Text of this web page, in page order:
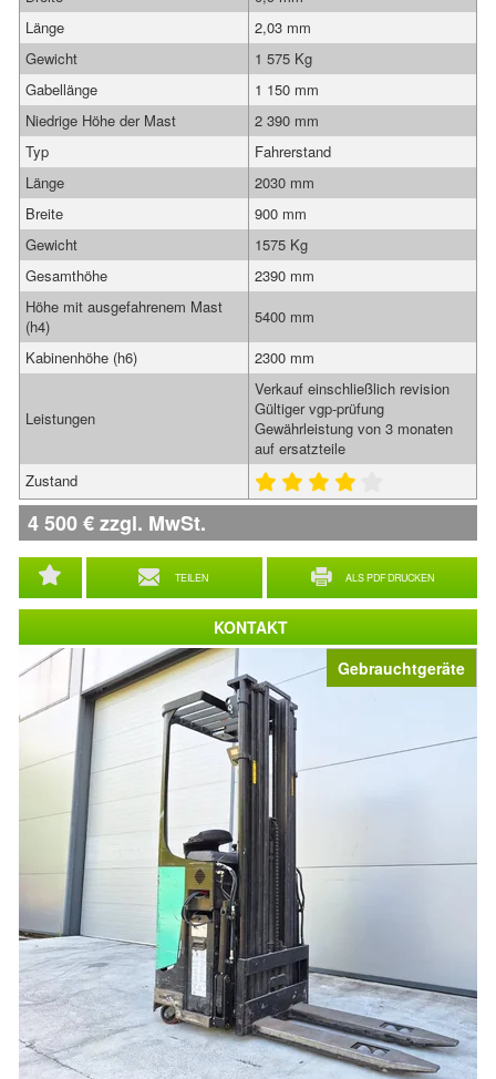
Gebrauchtgeräte
TEILEN ALS PDF DRUCKEN
Länge
2,03 mm
Gewicht
1 575 Kg
Gabellänge
1 150 mm
Niedrige Höhe der Mast
2 390 mm
Typ
Fahrerstand
Länge
2030 mm
Breite
900 mm
Gewicht
1575 Kg
Gesamthöhe
2390 mm
Höhe mit ausgefahrenem Mast
(h4)
5400 mm
Kabinenhöhe (h6)
2300 mm
Leistungen
Verkauf einschließlich revision
Gültiger vgp-prüfung
Gewährleistung von 3 monaten
auf ersatzteile
Zustand
4 500€zzgl. MwSt.
KONTAKT